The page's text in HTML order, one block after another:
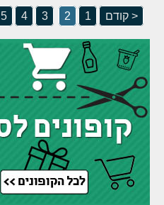
< קודם
1
2
3
4
5